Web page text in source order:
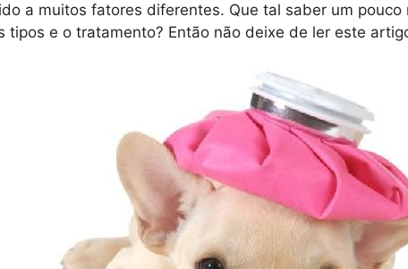
a muitos fatores diferentes. Que tal saber um pouco
tipos e o tratamento? Então não deixe de ler este